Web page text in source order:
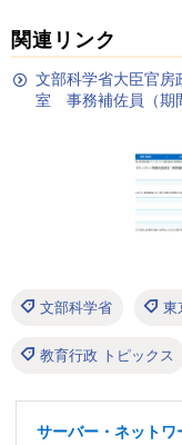
関連リンク
文部科学省大臣官房
室 事務補佐員（期
文部科学省 東
教育行政 トピックス
サーバー・ネット